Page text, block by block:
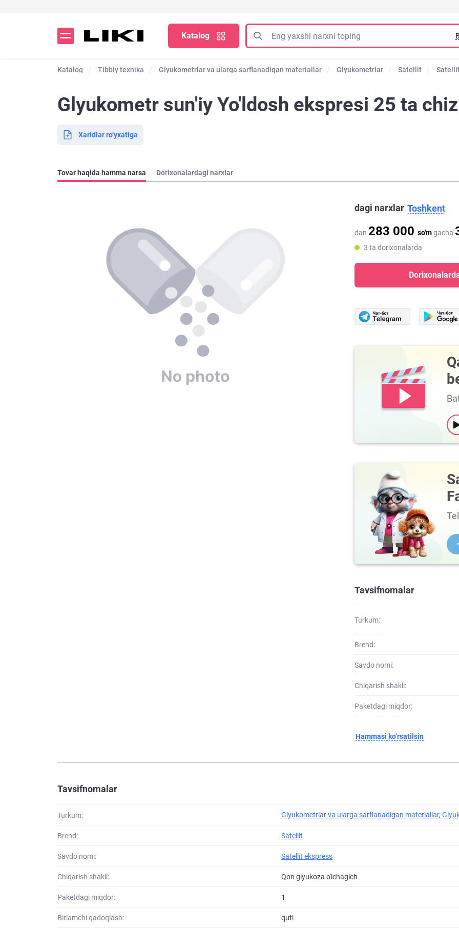
Katalog
Katalog Tibbiy texnika Glyukometrlar va ularga sarflanadigan materiallar Glyukometrlar Satellit
Glyukometr sun'iy Yo'ldosh ekspresi 25 ta
Xaridlar ro‘yxatiga
Tovar haqida hamma narsa Dorixonalardagi narxlar
dagi narxlar Toshkent
dan 283 000 so'mgacha
3 ta dorixonalarda
Tavsifnomalar
Turkum:
Brend:
Savdo nomi:
Chiqarish shakli:
Paketdagi miqdor:
Hammasi ko‘rsatilsin
Tavsifnomalar
Turkum: Glyukometrlar va ularga sarflanadigan materiallar,
Brend: Satellit
Savdo nomi: Satellit ekspress
Chiqarish shakli: Qon glyukoza o'lchagich
Paketdagi miqdor: 1
Birlamchi qadoqlash: quti